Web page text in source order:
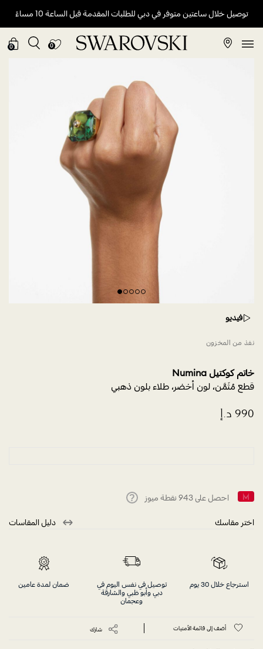
توصيل خلال ساعتين متوفر في دبي للطلبات المقدمة قبل الساعة 10 مساءً
0
0
فيديو
نفذ من المخزون
خاتم كوكتيل Numina
قطع مُثَمَّن، لون أخضر، طلاء بلون ذهبي
احصل على 943 نقطة ميوز
اختر مقاسك
دليل المقاسات
استرجاع خلال 30 يوم
توصيل في نفس اليوم في
دبي وأبو ظبي والشارقة
وعجمان
ضمان لمدة عامين
أضف إلى قائمة الأمنيات شارك